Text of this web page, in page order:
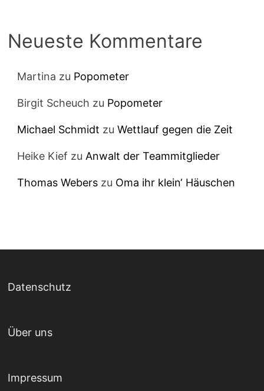
Neueste Kommentare
Martina zu Popometer
Birgit Scheuch zu Popometer
Michael Schmidt zuWettlauf gegen die Zeit
Heike Kief zu Anwalt der Teammitglieder
Thomas Webers zu Oma ihr klein‘ Häuschen
Datenschutz
Über uns
Impressum